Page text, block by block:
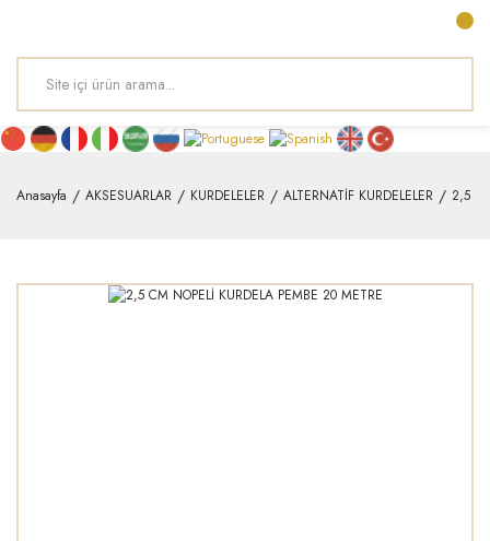
Anasayfa AKSESUARLAR KURDELELER ALTERNATİF KURDELELER 2,5